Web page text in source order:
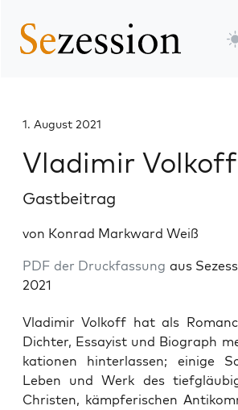
1. August 2021
Vladimir Volkoff
Gastbeitrag
von Konrad Markward Weiß
PDF der Druckfassung aus
2021
Vla­di­mir Vol­koff hat als
Dich­ter, Essay­ist und Bio­graph
ka­tio­nen hin­ter­las­sen; eini­ge
Leben und Werk des
Chris­ten, kämp­fe­ri­schen